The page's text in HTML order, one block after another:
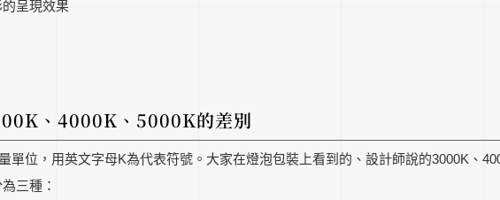
呈現效果
、4000K、5000K的差別
單位，用英文字母K為代表符號。大家在燈泡包裝上看到的、設計師說的3000K、
三種：